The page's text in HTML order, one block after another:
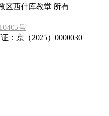
区西什库教堂 所有
号
：京（2025）0000030